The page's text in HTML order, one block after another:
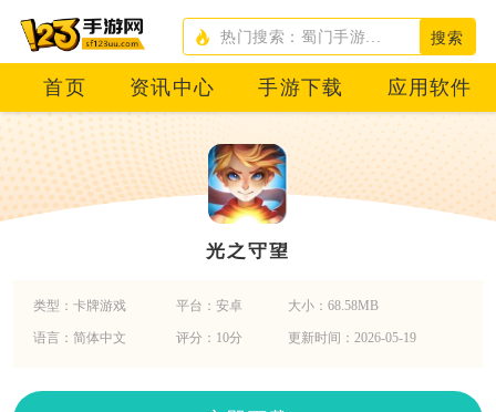
搜索
首页 资讯中心 手游下载 应用软件
光之守望
类型：卡牌游戏 平台：安卓 大小：68.58MB
语言：简体中文 评分：10分 更新时间：2026-05-19